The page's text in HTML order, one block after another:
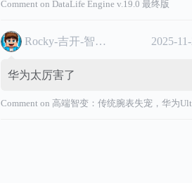
Comment onDataLife Engine v.19.0 最终版
Rocky-吉开-智能汽车 2025-
华为太厉害了
Comment on高端智变：传统腕表失宠，华为Ultimate系列“价值超车”